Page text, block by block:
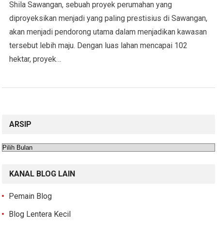
Shila Sawangan, sebuah proyek perumahan yang
diproyeksikan menjadi yang paling prestisius di Sawangan,
akan menjadi pendorong utama dalam menjadikan kawasan
tersebut lebih maju. Dengan luas lahan mencapai 102
hektar, proyek…
ARSIP
Arsip
KANAL BLOG LAIN
Pemain Blog
Blog Lentera Kecil